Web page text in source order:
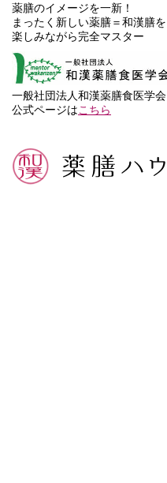
薬膳のイメージを一新！
まったく新しい薬膳＝和漢膳を
楽しみながら完全マスター
一般社団法人和漢薬膳食医学会
公式ページはこちら